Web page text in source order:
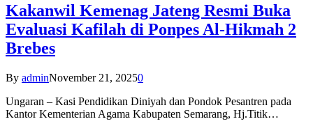
Kakanwil Kemenag Jateng Resmi Buka
Evaluasi Kafilah di Ponpes Al-Hikmah 2
Brebes
By adminNovember 21, 20250
Ungaran – Kasi Pendidikan Diniyah dan Pondok Pesantren pada
Kantor Kementerian Agama Kabupaten Semarang, Hj.Titik…